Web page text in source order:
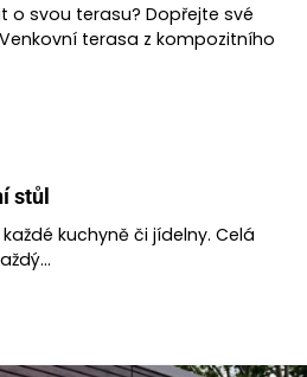
o svou terasu? Dopřejte své
terasa z kompozitního
stůl
kuchyně či jídelny. Celá